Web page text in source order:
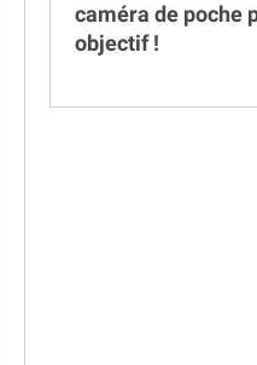
caméra de poche
objectif !